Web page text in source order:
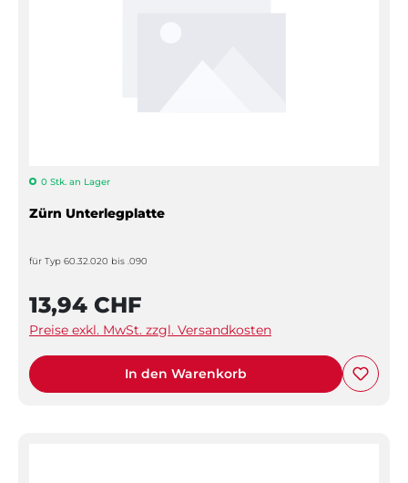
0 Stk. an Lager
Zürn Unterlegplatte
für Typ 60.32.020 bis .090
13,94 CHF
Preise exkl. MwSt. zzgl. Versandkosten
In den Warenkorb